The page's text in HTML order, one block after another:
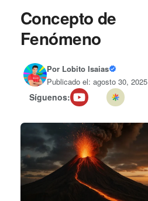
Concepto de
Fenómeno
Por Lobito Isaias
Publicado el: agosto 30, 2025
Síguenos: